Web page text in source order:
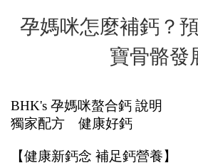
孕媽咪怎麼補鈣？
寶骨骼發
BHK's 孕媽咪螯合鈣 說明
獨家配方 健康好鈣
【健康新鈣念 補足鈣營養】